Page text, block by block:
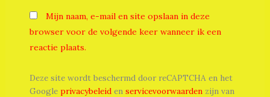
Mijn naam, e-mail en site opslaan in deze
browser voor de volgende keer wanneer ik een
reactie plaats.
Deze site wordt beschermd door reCAPTCHA en het
Google privacybeleiden servicevoorwaardenzijn van